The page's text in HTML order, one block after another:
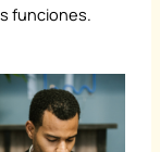
funciones.